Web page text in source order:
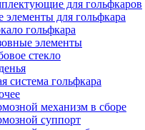
для гольфкаров
элементы для гольфкара
гольфкара
элементы
стекло
система гольфкара
механизм в сборе
суппорт